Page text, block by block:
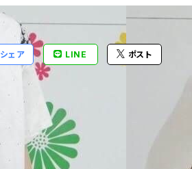
シェア LINE ポスト